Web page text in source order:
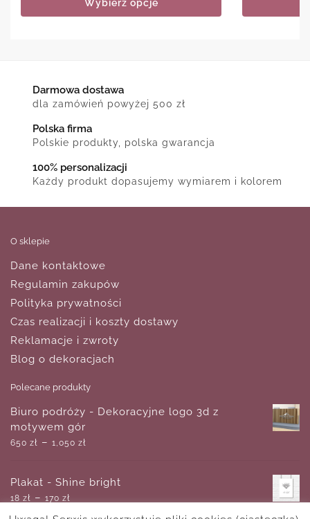
Wybierz opcje
Darmowa dostawa
dla zamówień powyżej 500 zł
Polska firma
Polskie produkty, polska gwarancja
100% personalizacji
Każdy produkt dopasujemy wymiarem i kolorem
O sklepie
Dane kontaktowe
Regulamin zakupów
Polityka prywatności
Czas realizacji i koszty dostawy
Reklamacje i zwroty
Blog o dekoracjach
Polecane produkty
Biuro podróży - Dekoracyjne logo 3d z
motywem gór
650 zł – 1,050 zł
Plakat - Shine bright
18 zł – 170 zł